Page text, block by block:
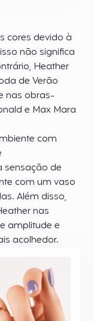
cores devido à
não significa
Heather
de Verão
nas obras-
e Max Mara
com
sensação de
com um vaso
Além disso,
nas
amplitude e
acolhedor.